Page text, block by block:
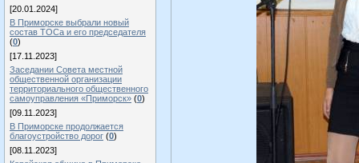
[20.01.2024]
В Приморске выбрали новый
состав ТОСа и его председателя
(0)
[17.11.2023]
Заседании Совета местной
общественной организации
территориального общественного
самоуправления «Приморск» (0)
[09.11.2023]
В Приморске продолжается
благоустройство дорог (0)
[08.11.2023]